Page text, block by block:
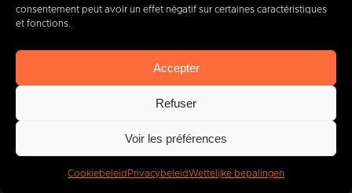
consentement peut avoir un effet négatif sur certaines caractéristiques
et fonctions.
Accepter
Refuser
Voir les préférences
Cookiebeleid PrivacybeleidWettelijke bepalingen
info@imbc.be
Vandaag, partnervan
400bedrijven.